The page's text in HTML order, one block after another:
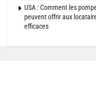
USA : Comment les
peuvent offrir aux
efficaces